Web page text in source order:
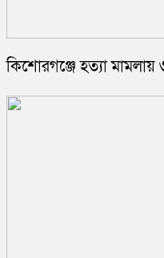
কিশোরগঞ্জে হত্যা মামলায়